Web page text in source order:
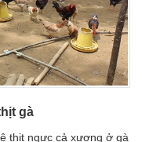
gà
thịt ngực cả xương ở gà